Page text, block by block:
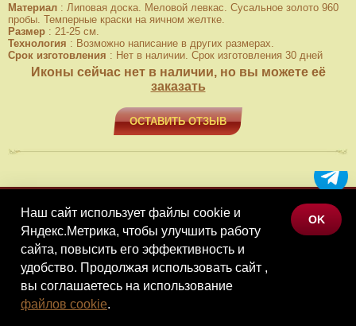
Материал : Липовая доска. Меловой левкас. Сусальное золото 960
пробы. Темперные краски на яичном желтке.
Размер : 21-25 см.
Технология : Возможно написание в других размерах.
Срок изготовления : Нет в наличии. Срок изготовления 30 дней
Иконы сейчас нет в наличии, но вы можете её
заказать
ОСТАВИТЬ ОТЗЫВ
МЕНЮ
КАТАЛОГ ТОВАРОВ
КОНТАКТЫ
Наш сайт использует файлы cookie и
Яндекс.Метрика, чтобы улучшить работу
сайта, повысить его эффективность и
удобство. Продолжая использовать сайт ,
вы соглашаетесь на использование
файлов cookie.
OK